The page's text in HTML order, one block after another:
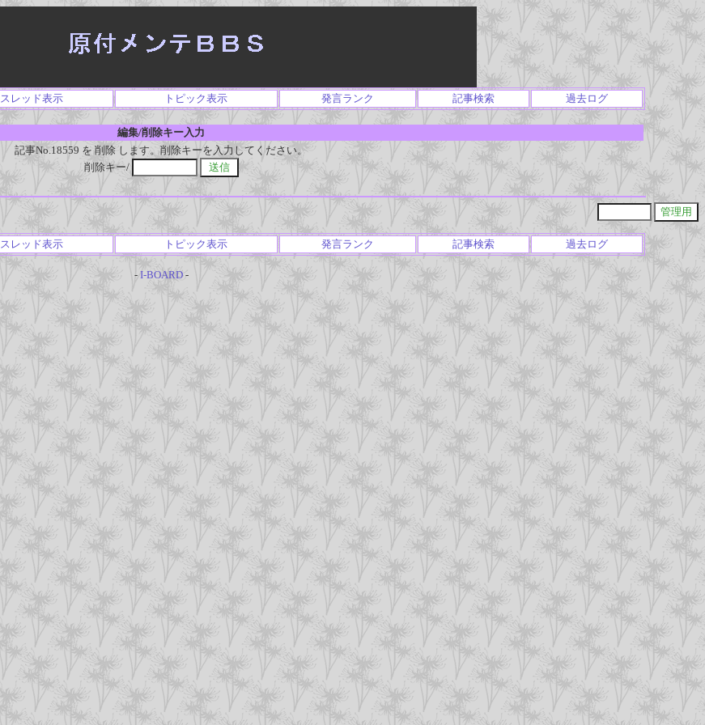
スレッド表示 トピック表示 発言ランク 記事検索 過去ログ
編集/削除キー入力
記事No.18559 を 削除 します。削除キーを入力してください。
削除キー/
スレッド表示 トピック表示 発言ランク 記事検索 過去ログ
- I-BOARD-